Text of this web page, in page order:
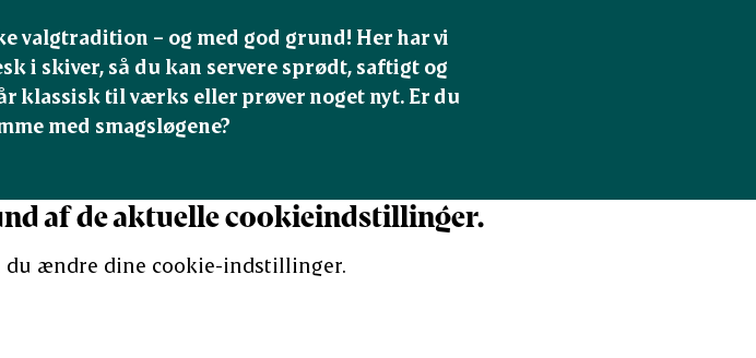
valgtradition – og med god grund! Her har vi
i skiver, så du kan servere sprødt, saftigt og
klassisk til værks eller prøver noget nyt. Er du
med smagsløgene?
af de aktuelle cookieindstillinger.
du ændre dine cookie-indstillinger.